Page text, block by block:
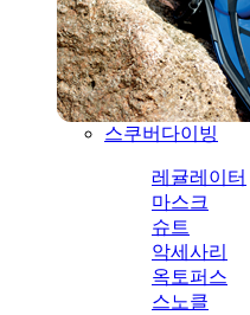
스쿠버다이빙
레귤레이터
마스크
슈트
악세사리
옥토퍼스
스노클